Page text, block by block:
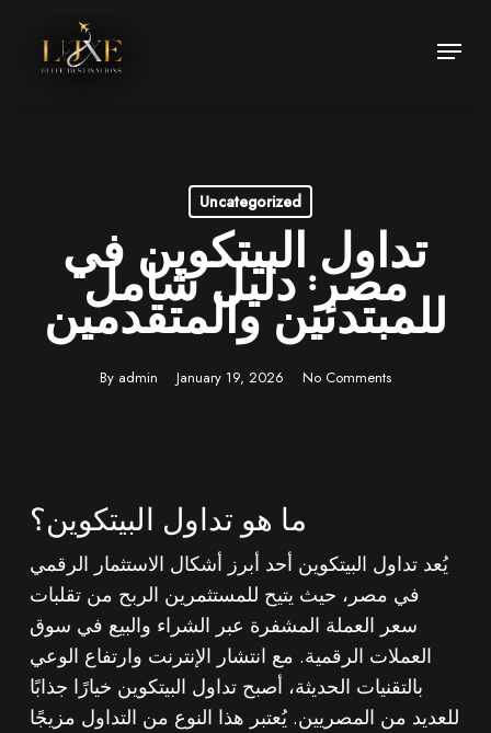
Menu
Uncategorized
تداول البيتكوين في
مصر: دليل شامل
للمبتدئين والمتقدمين
By admin January 19, 2026 No Comments
ما هو تداول البيتكوين؟
يُعد تداول البيتكوين أحد أبرز أشكال الاستثمار الرقمي
في مصر، حيث يتيح للمستثمرين الربح من تقلبات
سعر العملة المشفرة عبر الشراء والبيع في سوق
العملات الرقمية. مع انتشار الإنترنت وارتفاع الوعي
بالتقنيات الحديثة، أصبح تداول البيتكوين خيارًا جذابًا
للعديد من المصريين. يُعتبر هذا النوع من التداول مزيجًا
Close